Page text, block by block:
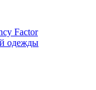
одежды